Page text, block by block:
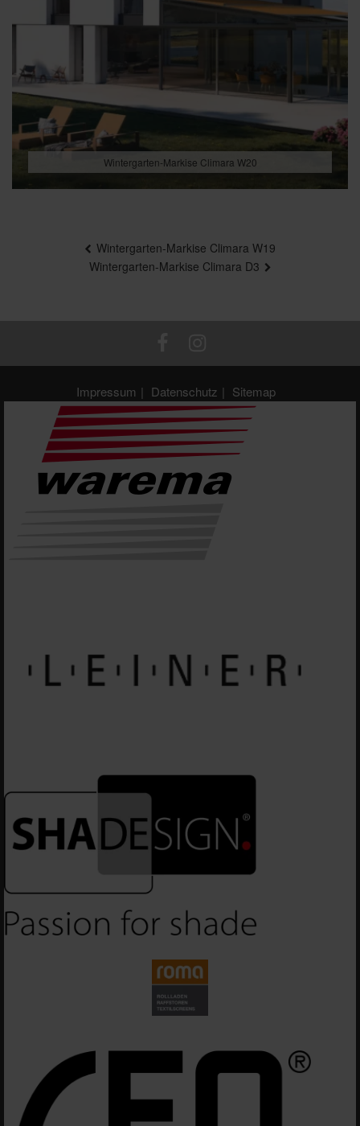
Wintergarten-Markise Climara W20
Wintergarten-Markise Climara W19
Wintergarten-Markise Climara D3
Impressum Datenschutz Sitemap